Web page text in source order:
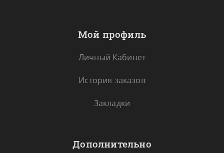
Мой профиль
Личный Кабинет
История заказов
Закладки
Дополнительно